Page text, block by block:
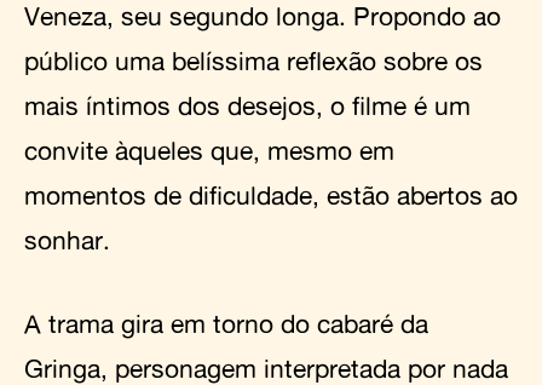
Veneza, seu segundo longa. Propondo ao
público uma belíssima reflexão sobre os
mais íntimos dos desejos, o filme é um
convite àqueles que, mesmo em
momentos de dificuldade, estão abertos ao
sonhar.
A trama gira em torno do cabaré da
Gringa, personagem interpretada por nada